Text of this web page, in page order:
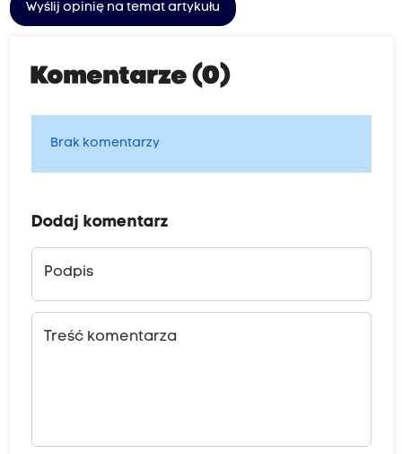
Wyślij opinię na temat artykułu
Komentarze (0)
Brak komentarzy
Dodaj komentarz
Podpis
Treść komentarza